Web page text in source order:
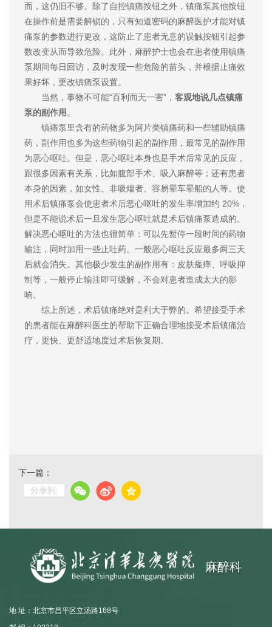
而，这仍旧不够。除了自控镇痛按钮之外，镇痛泵其他按钮
在操作前是需要解锁的，只有知道密码的麻醉医护才能对镇
痛泵的参数进行更改，这防止了患者无意的误触按钮引起参
数改变从而导致危险。此外，麻醉护士也会在患者使用镇痛
泵期间每日回访，及时发现一些危险的苗头，并根据止痛效
果好坏，更改镇痛泵设置。
当然，事物不可能“百利而无一害”， 客观地说几点镇痛
泵的副作用 。
镇痛泵里含有的药物多为阿片类镇痛药和一些辅助镇痛
药，副作用也多为这些药物引起的副作用，最常见的副作用
为恶心呕吐。但是，恶心呕吐本身也是手术后常见的反应，
跟很多因素有关系，比如腹部手术、吸入麻醉等；还有患者
本身的因素，如女性、非吸烟者、容易晕车晕船的人等。使
用术后镇痛泵会使患者术后恶心呕吐的发生率增加约 20%，
但是不能说术后一旦发生恶心呕吐就是术后镇痛泵造成的。
解决恶心呕吐的方法也很简单：可以先暂停一段时间的药物
输注，同时加用一些止吐药。一般恶心呕吐反应最多两三天
后就会消失。其他极少发生的副作用有：皮肤瘙痒、呼吸抑
制等，一般停止输注即可缓解，不会对患者造成太大的影
响。
综上所述，术后镇痛绝对是利大于弊的。希望接受手术
的患者能在麻醉科医生的帮助下正确合理地接受术后镇痛治
疗，更快、更舒适地度过术后恢复期。
下一篇：
分享到:
麻醉科
地 址：北京市昌平区立汤路168号